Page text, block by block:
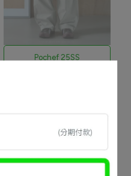
Pochef 25SS
已售完